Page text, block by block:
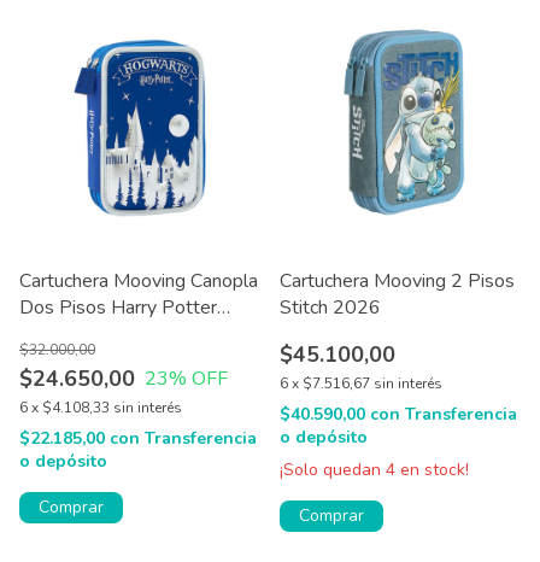
Cartuchera Mooving Canopla
Dos Pisos Harry Potter
$24.650,00
$32.000,00
23% OFF
6x $4.108,33 sin interés
$22.185,00 con Transferencia
o depósito
Cartuchera Mooving 2 Pisos
Stitch 2026
$45.100,00
6x $7.516,67 sin interés
$40.590,00 con Transferencia
o depósito
¡Solo quedan 4 en stock!